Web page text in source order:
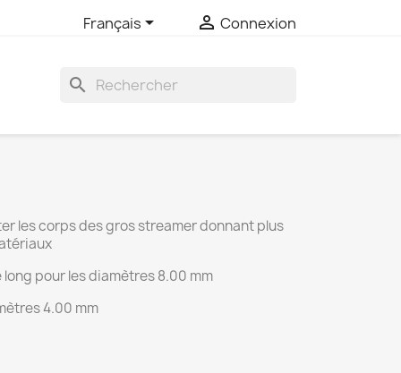
Français  Connexion
search
les corps des gros streamer donnant plus
pour les diamètres 8.00 mm
4.00 mm